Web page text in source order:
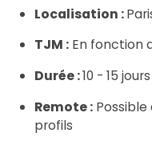
Localisation :
TJM : En fonction
Durée :10 - 15
Remote :
profils